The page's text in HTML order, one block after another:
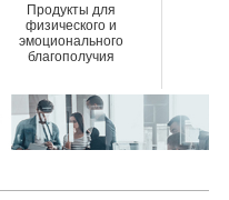
Продукты для
физического и
эмоционального
благополучия